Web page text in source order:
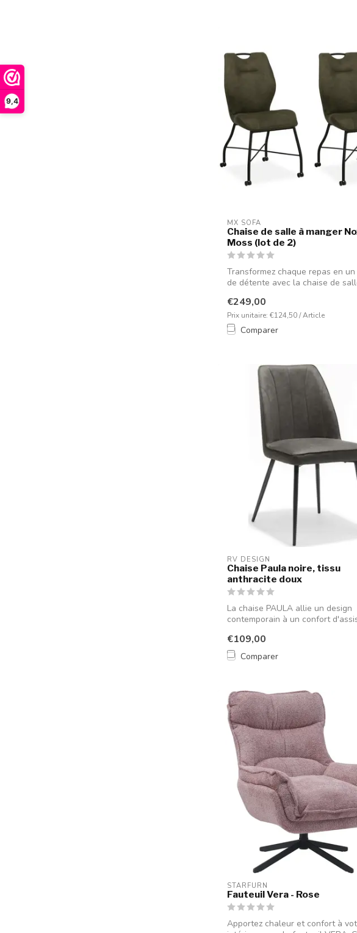
9,4
MX SOFA
Chaise de salle à manger
Moss (lot de 2)
Transformez chaque repas en
de détente avec la chaise de
€249,00
Prix unitaire: €124,50 / Article
Comparer
RV DESIGN
Chaise Paula noire, tissu
anthracite doux
La chaise PAULA allie un design
contemporain à un confort
€109,00
Comparer
STARFURN
Fauteuil Vera - Rose
Apportez chaleur et confort à